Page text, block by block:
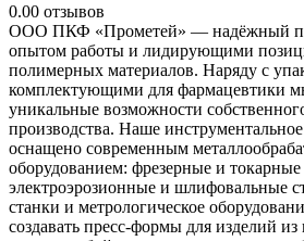
0.00 отзывов
ООО ПКФ «Прометей» — надёжный
опытом работы и лидирующими
полимерных материалов. Наряду с
комплектующими для фармацевтики
уникальные возможности
производства. Наше
оснащено современным
оборудованием: фрезерные и
электроэрозионные и шлифовальные
станки и метрологическое
создавать пресс‑формы для изделий из